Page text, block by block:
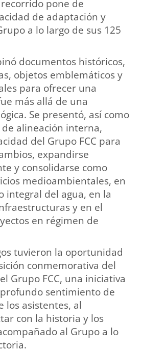
pone de
de adaptación y
a lo largo de sus 125
documentos históricos,
objetos emblemáticos y
para ofrecer una
más allá de una
Se presentó, así como
alineación interna,
del Grupo FCC para
expandirse
y consolidarse como
medioambientales, en
integral del agua, en la
y en el
en régimen de
tuvieron la oportunidad
conmemorativa del
Grupo FCC, una iniciativa
sentimiento de
los asistentes, al
con la historia y los
al Grupo a lo